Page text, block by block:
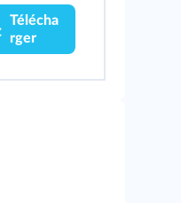
Télécha
rger